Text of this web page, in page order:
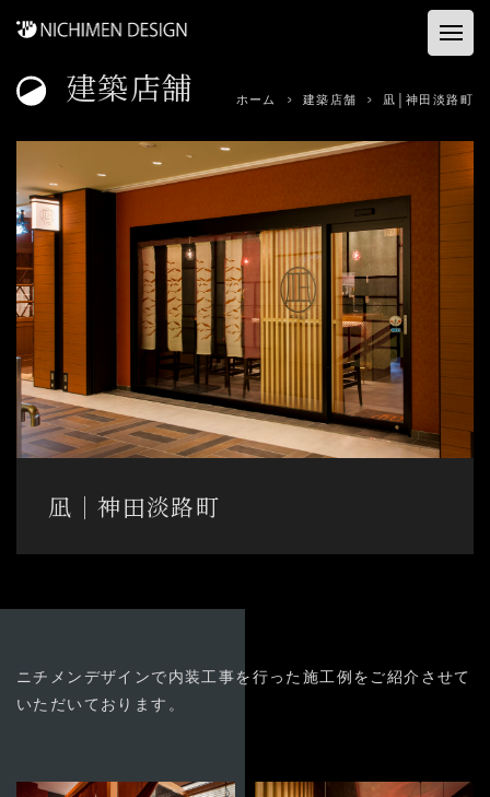
ホーム
建築店舗
コンサル&プロデュース
資料ダウンロード
事業内容
会社概要
03-3894-8971
建築店舗 ホーム 建築店舗 凪│神田淡路町
凪│神田淡路町
ニチメンデザインで内装工事を行った施工例をご紹介させて
いただいております。